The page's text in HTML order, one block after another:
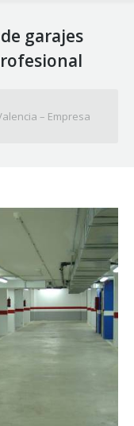
garajes
– Empresa